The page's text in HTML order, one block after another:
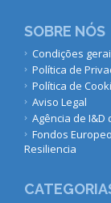
SOBRE NÓS
Condições
Política de
Política de
Aviso Legal
Agência de I&D
Fondos
Resiliencia